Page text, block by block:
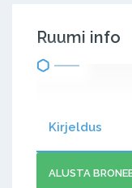
Ruumi info
Kirjeldus
ALUSTA